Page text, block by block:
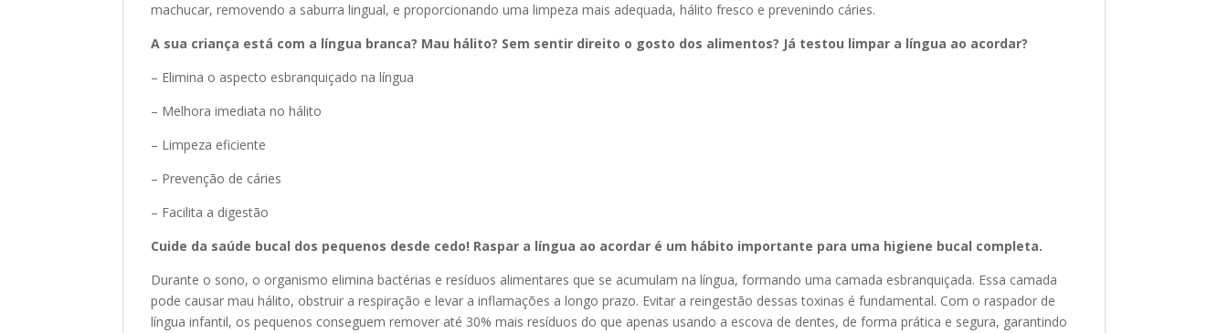
machucar, removendo a saburra lingual, e proporcionando uma limpeza mais adequada, hálito fresco e prevenindo cáries.
A sua criança está com a língua branca? Mau hálito? Sem sentir direito o gosto dos alimentos? Já testou limpar a língua ao acordar?
– Elimina o aspecto esbranquiçado na língua
– Melhora imediata no hálito
– Limpeza eficiente
– Prevenção de cáries
– Facilita a digestão
Cuide da saúde bucal dos pequenos desde cedo! Raspar a língua ao acordar é um hábito importante para uma higiene bucal completa.
Durante o sono, o organismo elimina bactérias e resíduos alimentares que se acumulam na língua, formando uma camada esbranquiçada. Essa camada
pode causar mau hálito, obstruir a respiração e levar a inflamações a longo prazo. Evitar a reingestão dessas toxinas é fundamental. Com o raspador de
língua infantil, os pequenos conseguem remover até 30% mais resíduos do que apenas usando a escova de dentes, de forma prática e segura, garantindo